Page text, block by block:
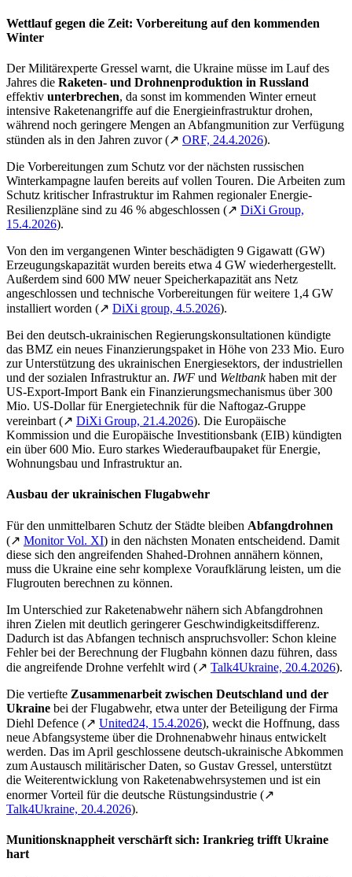
Wettlauf gegen die Zeit: Vorbereitung auf den kommenden
Winter
Der Militärexperte Gressel warnt, die Ukraine müsse im Lauf des
Jahres die Raketen- und Drohnenproduktion in Russland
effektiv unterbrechen, da sonst im kommenden Winter erneut
intensive Raketenangriffe auf die Energieinfrastruktur drohen,
während noch geringere Mengen an Abfangmunition zur Verfügung
stünden als in den Jahren zuvor (↗ ORF, 24.4.2026).
Die Vorbereitungen zum Schutz vor der nächsten russischen
Winterkampagne laufen bereits auf vollen Touren. Die Arbeiten zum
Schutz kritischer Infrastruktur im Rahmen regionaler Energie-
Resilienzpläne sind zu 46 % abgeschlossen (↗ DiXi Group,
15.4.2026).
Von den im vergangenen Winter beschädigten 9 Gigawatt (GW)
Erzeugungskapazität wurden bereits etwa 4 GW wiederhergestellt.
Außerdem sind 600 MW neuer Speicherkapazität ans Netz
angeschlossen und technische Vorbereitungen für weitere 1,4 GW
installiert worden (↗ DiXi group, 4.5.2026).
Bei den deutsch-ukrainischen Regierungskonsultationen kündigte
das BMZ ein neues Finanzierungspaket in Höhe von 233 Mio. Euro
zur Unterstützung des ukrainischen Energiesektors, der industriellen
und der sozialen Infrastruktur an. IWF und Weltbankhaben mit der
US-Export-Import Bank ein Finanzierungsmechanismus über 300
Mio. US-Dollar für Energietechnik für die Naftogaz-Gruppe
vereinbart (↗ DiXi Group, 21.4.2026). Die Europäische
Kommission und die Europäische Investitionsbank (EIB) kündigten
ein über 600 Mio. Euro starkes Wiederaufbaupaket für Energie,
Wohnungsbau und Infrastruktur an.
Ausbau der ukrainischen Flugabwehr
Für den unmittelbaren Schutz der Städte bleiben Abfangdrohnen
(↗ Monitor Vol. XI) in den nächsten Monaten entscheidend. Damit
diese sich den angreifenden Shahed-Drohnen annähern können,
muss die Ukraine eine sehr komplexe Voraufklärung leisten, um die
Flugrouten berechnen zu können.
Im Unterschied zur Raketenabwehr nähern sich Abfangdrohnen
ihren Zielen mit deutlich geringerer Geschwindigkeitsdifferenz.
Dadurch ist das Abfangen technisch anspruchsvoller: Schon kleine
Fehler bei der Berechnung der Flugbahn können dazu führen, dass
die angreifende Drohne verfehlt wird (↗ Talk4Ukraine, 20.4.2026).
Die vertiefte Zusammenarbeit zwischen Deutschland und der
Ukraine bei der Flugabwehr, etwa unter der Beteiligung der Firma
Diehl Defence (↗ United24, 15.4.2026), weckt die Hoffnung, dass
neue Abfangsysteme über die Drohnenabwehr hinaus entwickelt
werden. Das im April geschlossene deutsch-ukrainische Abkommen
zum Austausch militärischer Daten, so Gustav Gressel, unterstützt
die Weiterentwicklung von Raketenabwehrsystemen und ist ein
enormer Vorteil für die deutsche Rüstungsindustrie (↗
Talk4Ukraine, 20.4.2026).
Munitionsknappheit verschärft sich: Irankrieg trifft Ukraine
hart